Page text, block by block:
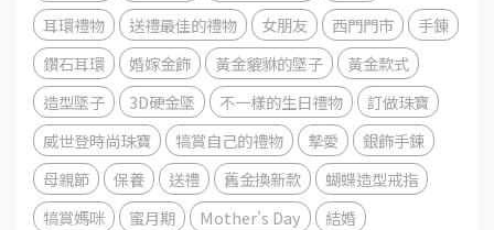
耳環禮物
送禮最佳的禮物 女朋友 西門門市
手錬
鑽石耳環
婚嫁金飾 黃金貔貅的墜子
黃金款式
造型墜子
3D硬金墜 不一樣的生日禮物
訂做珠寶
威世登時尚珠寶
犒賞自己的禮物 摯愛
銀飾手鍊
母親節
保養 送禮 舊金換新款
蝴蝶造型戒指
犒賞媽咪
蜜月期 Mother's Day
結婚